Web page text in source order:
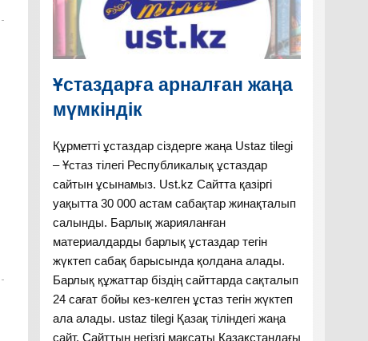
Ұстаздарға арналған жаңа
мүмкіндік
Құрметті ұстаздар сіздерге жаңа Ustaz tilegi
– Ұстаз тілегі Республикалық ұстаздар
сайтын ұсынамыз. Ust.kz Сайтта қазіргі
уақытта 30 000 астам сабақтар жинақталып
салынды. Барлық жарияланған
материалдарды барлық ұстаздар тегін
жүктеп сабақ барысында қолдана алады.
Барлық құжаттар біздің сайттарда сақталып
24 сағат бойы кез-келген ұстаз тегін жүктеп
ала алады. ustaz tilegi Қазақ тіліндегі жаңа
сайт. Сайттың негізгі мақсаты Қазақстандағы